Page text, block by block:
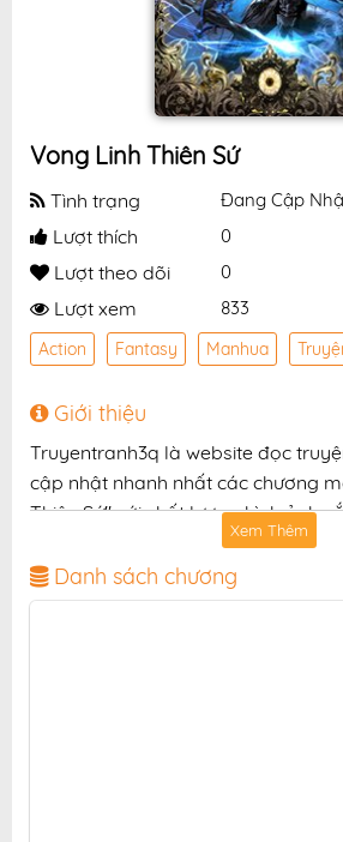
Vong Linh Thiên Sứ
Tình trạng Đang Cập
Lượt thích 0
Lượt theo dõi 0
Lượt xem 833
Action Fantasy Manhua
Giới thiệu
Truyentranh3q là website đọc
cập nhật nhanh nhất các chương
Thiên Sứ" với chất lượng hình ảnh
chuẩn và giao diện thân thiện,
đọc truyện hấp dẫn, tiện lợi, hoàn
độc giả yêu thích truyện tranh
Xem Thêm
Danh sách chương